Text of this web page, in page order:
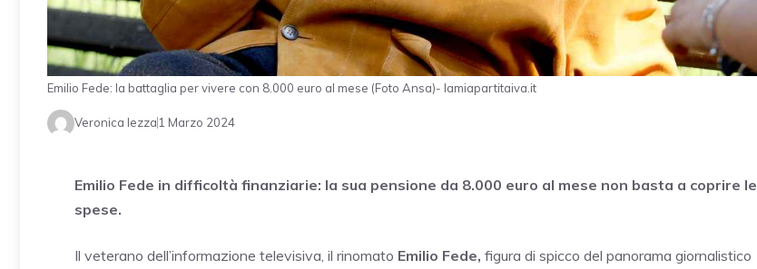
Emilio Fede: la battaglia per vivere con 8.000 euro al mese (Foto Ansa)- lamiapartitaiva.it
Veronica Iezza 1 Marzo 2024
Emilio Fede in difficoltà finanziarie: la sua pensione da 8.000 euro al mese non basta a coprire le
spese.
Il veterano dell’informazione televisiva, il rinomato Emilio Fede, figura di spicco del panorama giornalistico